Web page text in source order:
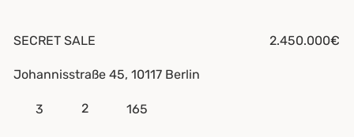
SECRET SALE 2.450.000€
Johannisstraße 45, 10117 Berlin
3 2 165